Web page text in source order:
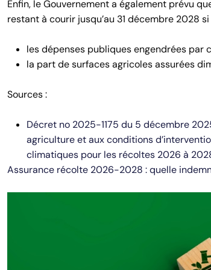
Enfin, le Gouvernement a également prévu
restant à courir jusqu’au 31 décembre 2028 si
les dépenses publiques engendrées
la part de surfaces agricoles assurées
Sources :
Décret no 2025-1175 du 5 décembre
agriculture et aux conditions
climatiques pour les récoltes 2026 à
Assurance récolte 2026-2028 : quelle